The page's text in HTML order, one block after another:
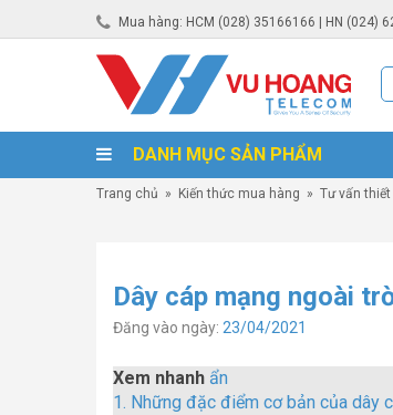
Mua hàng: HCM (028) 35166166 | HN (024)
DANH MỤC SẢN PHẨM
Trang chủ » Kiến thức mua hàng » Tư vấn
Dây cáp mạng ngoài
Đăng vào ngày: 23/04/2021
Xem nhanh ẩn
1. Những đặc điểm cơ bản của dây